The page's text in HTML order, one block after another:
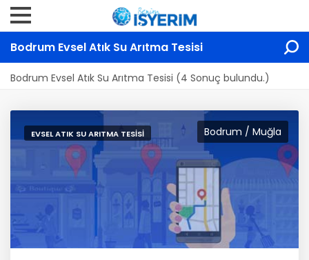
Bodrum Evsel Atık Su Arıtma Tesisi
Bodrum Evsel Atık Su Arıtma Tesisi (4 Sonuç bulundu.)
Bodrum / Muğla
EVSEL ATIK SU ARITMA TESISI